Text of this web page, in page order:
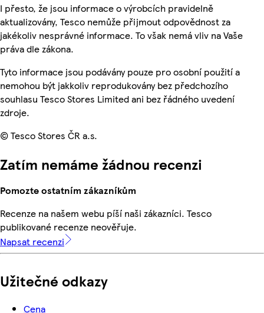
I přesto, že jsou informace o výrobcích pravidelně
aktualizovány, Tesco nemůže přijmout odpovědnost za
jakékoliv nesprávné informace. To však nemá vliv na Vaše
práva dle zákona.
Tyto informace jsou podávány pouze pro osobní použití a
nemohou být jakkoliv reprodukovány bez předchozího
souhlasu Tesco Stores Limited ani bez řádného uvedení
zdroje.
© Tesco Stores ČR a.s.
Zatím nemáme žádnou recenzi
Pomozte ostatním zákazníkům
Recenze na našem webu píší naši zákazníci. Tesco
publikované recenze neověřuje.
Napsat recenzi
Užitečné odkazy
Cena